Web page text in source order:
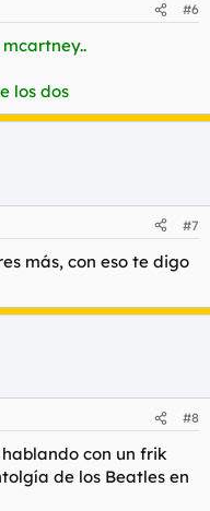
#6
mcartney..
los dos
#7
más, con eso te digo
#8
con un frik
de los Beatles en